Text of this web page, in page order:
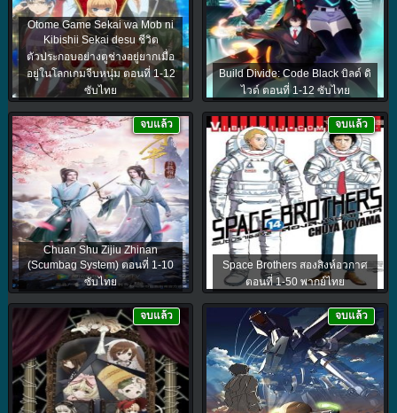
Otome Game Sekai wa Mob ni
Kibishii Sekai desu ชีวิต
ตัวประกอบอย่างตูช่างอยู่ยากเมื่อ
อยู่ในโลกเกมจีบหนุ่ม ตอนที่ 1-12
ซับไทย
Build Divide: Code Black บิลด์ ดิ
ไวด์ ตอนที่ 1-12 ซับไทย
Chuan Shu Zijiu Zhinan
(Scumbag System) ตอนที่ 1-10
ซับไทย
จบแล้ว
Space Brothers สองสิงห์อวกาศ
ตอนที่ 1-50 พากย์ไทย
จบแล้ว
จบแล้ว จบแล้ว